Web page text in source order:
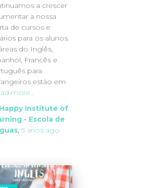
a crescer
a nossa
de cursos e
para os alunos.
do Inglês,
Francês e
para
estão em
more…
Happy Institute of
- Escola de
, 5 anos ago